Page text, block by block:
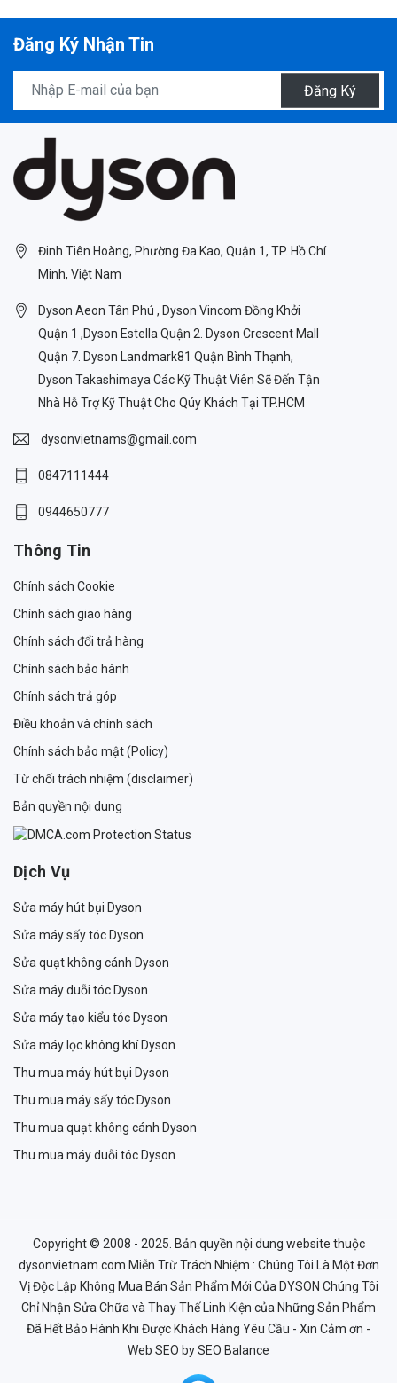
Đăng Ký Nhận Tin
Đăng Ký
Đinh Tiên Hoàng, Phường Đa Kao, Quận 1, TP. Hồ Chí
Minh, Việt Nam
Dyson Aeon Tân Phú , Dyson Vincom Đồng Khởi
Quận 1 ,Dyson Estella Quận 2. Dyson Crescent Mall
Quận 7. Dyson Landmark81 Quận Bình Thạnh,
Dyson Takashimaya Các Kỹ Thuật Viên Sẽ Đến Tận
Nhà Hỗ Trợ Kỹ Thuật Cho Qúy Khách Tại TP.HCM
dysonvietnams@gmail.com
0847111444
0944650777
Thông Tin
Chính sách Cookie
Chính sách giao hàng
Chính sách đổi trả hàng
Chính sách bảo hành
Chính sách trả góp
Điều khoản và chính sách
Chính sách bảo mật (Policy)
Từ chối trách nhiệm (disclaimer)
Bản quyền nội dung
Dịch Vụ
Sửa máy hút bụi Dyson
Sửa máy sấy tóc Dyson
Sửa quạt không cánh Dyson
Sửa máy duỗi tóc Dyson
Sửa máy tạo kiểu tóc Dyson
Sửa máy lọc không khí Dyson
Thu mua máy hút bụi Dyson
Thu mua máy sấy tóc Dyson
Thu mua quạt không cánh Dyson
Thu mua máy duỗi tóc Dyson
Copyright © 2008 - 2025. Bản quyền nội dung website thuộc
dysonvietnam.com Miễn Trừ Trách Nhiệm : Chúng Tôi Là Một Đơn
Vị Độc Lập Không Mua Bán Sản Phẩm Mới Của DYSON Chúng Tôi
Chỉ Nhận Sửa Chữa và Thay Thế Linh Kiện của Những Sản Phẩm
Đã Hết Bảo Hành Khi Được Khách Hàng Yêu Cầu - Xin Cảm ơn -
Web SEO by SEO Balance